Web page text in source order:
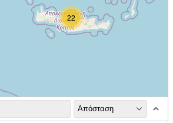
22